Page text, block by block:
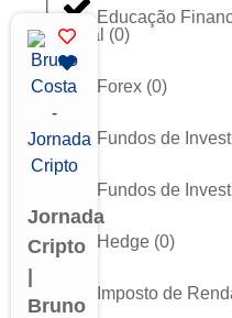
Educação
Geral (0)
Forex (0)
Fundos de
Fundos de
Hedge (0)
Imposto de
Jornada
Cripto
|
Bruno